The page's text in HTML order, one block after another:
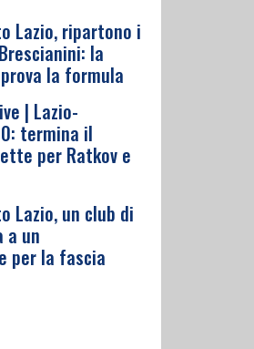
Lazio, ripartono i
la
la formula
| Lazio-
termina il
per Ratkov e
Lazio, un club di
a un
per la fascia